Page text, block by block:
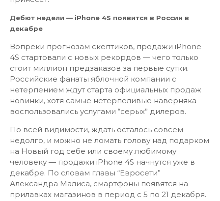
Дебют недели — iPhone 4S появится в России в
декабре
Вопреки прогнозам скептиков, продажи iPhone
4S стартовали с новых рекордов — чего только
стоит миллион предзаказов за первые сутки.
Российские фанаты яблочной компании с
нетерпением ждут старта официальных продаж
новинки, хотя самые нетерпеливые наверняка
воспользовались услугами “серых” дилеров.
По всей видимости, ждать осталось совсем
недолго, и можно не ломать голову над подарком
на Новый год себе или своему любимому
человеку — продажи iPhone 4S начнутся уже в
декабре. По словам главы “Евросети”
Александра Малиса, смартфоны появятся на
прилавках магазинов в период с 5 по 21 декабря.